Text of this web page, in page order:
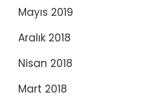
Mayıs 2019
Aralık 2018
Nisan 2018
Mart 2018